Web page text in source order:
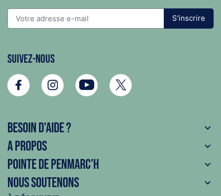
S'inscrire
Suivez-nous
Besoin d'aide ? 
A propos 
Pointe de Penmarc'h 
Nous soutenons 